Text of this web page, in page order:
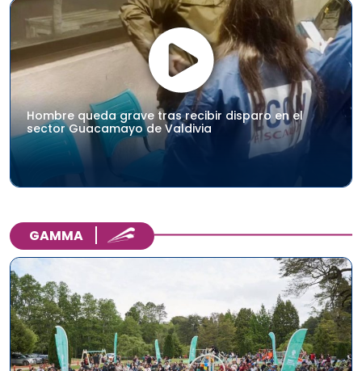
Hombre queda grave tras recibir disparo en el
sector Guacamayo de Valdivia
GAMMA